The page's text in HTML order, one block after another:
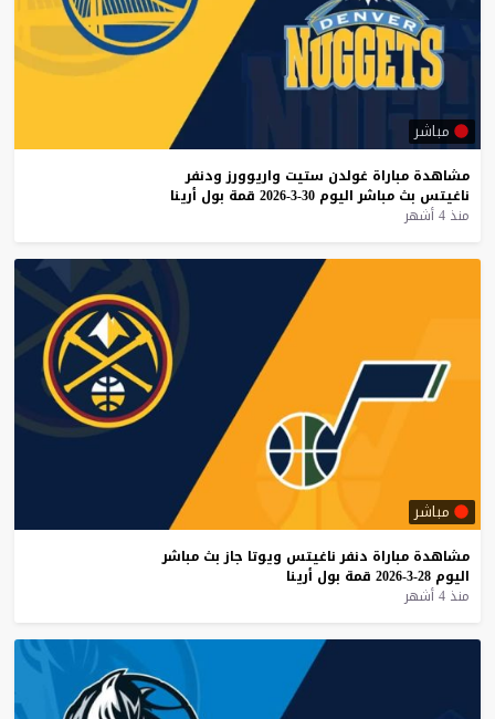
مباشر
مشاهدة مباراة غولدن ستيت واريوورز ودنفر
ناغيتس بث مباشر اليوم 30-3-2026 قمة بول أرينا
منذ 4 أشهر
مباشر
مشاهدة مباراة دنفر ناغيتس ويوتا جاز بث مباشر
اليوم 28-3-2026 قمة بول أرينا
منذ 4 أشهر